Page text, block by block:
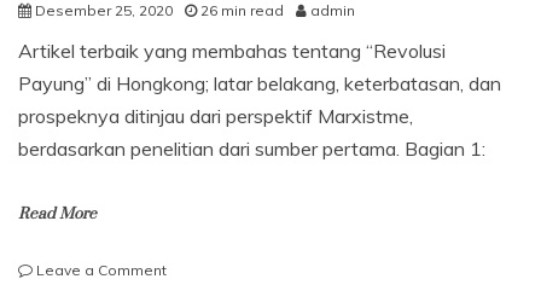
Desember 25, 2020 26 min read admin
Artikel terbaik yang membahas tentang “Revolusi
Payung” di Hongkong; latar belakang, keterbatasan, dan
prospeknya ditinjau dari perspektif Marxistme,
berdasarkan penelitian dari sumber pertama. Bagian 1:
Read More
Leave a Commenton